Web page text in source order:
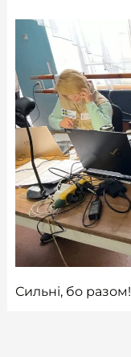
Сильні, бо разом!